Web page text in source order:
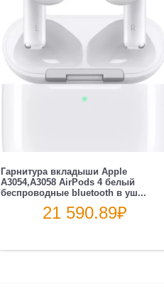
Гарнитура вкладыши Apple
A3054,A3058 AirPods 4 белый
беспроводные bluetooth в уш...
21 590.89₽